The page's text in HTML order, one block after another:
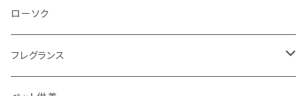
ローソク
フレグランス